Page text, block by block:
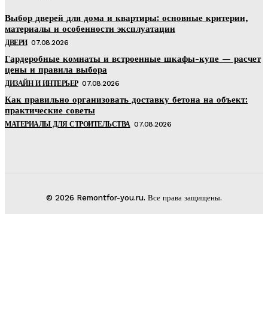
Выбор дверей для дома и квартиры: основные критерии,
материалы и особенности эксплуатации
ДВЕРИ 07.08.2026
Гардеробные комнаты и встроенные шкафы-купе — расчет
цены и правила выбора
ДИЗАЙН И ИНТЕРЬЕР 07.08.2026
Как правильно организовать доставку бетона на объект:
практические советы
МАТЕРИАЛЫ ДЛЯ СТРОИТЕЛЬСТВА 07.08.2026
© 2026 Remontfor-you.ru. Все права защищены.